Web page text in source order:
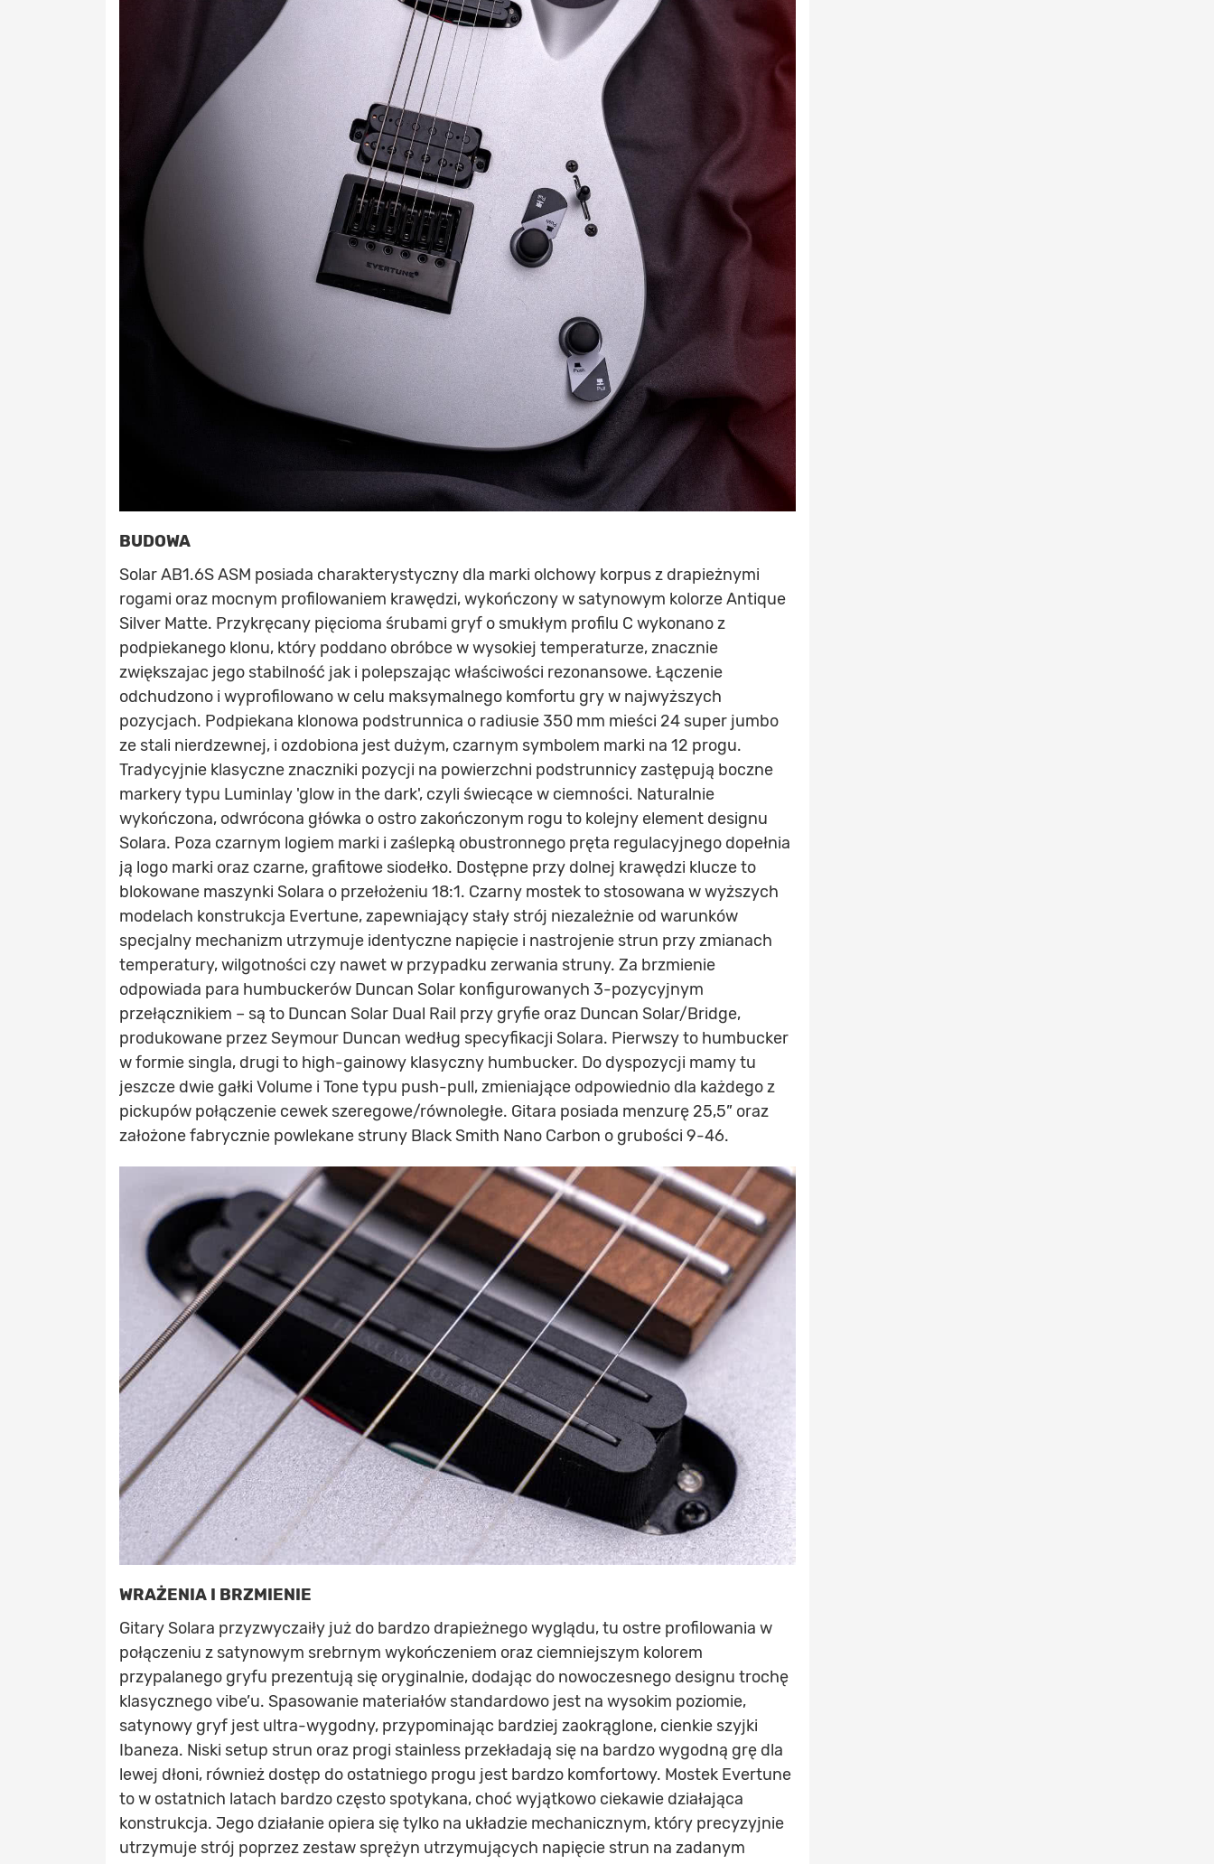
BUDOWA
Solar AB1.6S ASM posiada charakterystyczny dla marki olchowy korpus z drapieżnymi
rogami oraz mocnym profilowaniem krawędzi, wykończony w satynowym kolorze Antique
Silver Matte. Przykręcany pięcioma śrubami gryf o smukłym profilu C wykonano z
podpiekanego klonu, który poddano obróbce w wysokiej temperaturze, znacznie
zwiększajac jego stabilność jak i polepszając właściwości rezonansowe. Łączenie
odchudzono i wyprofilowano w celu maksymalnego komfortu gry w najwyższych
pozycjach. Podpiekana klonowa podstrunnica o radiusie 350 mm mieści 24 super jumbo
ze stali nierdzewnej, i ozdobiona jest dużym, czarnym symbolem marki na 12 progu.
Tradycyjnie klasyczne znaczniki pozycji na powierzchni podstrunnicy zastępują boczne
markery typu Luminlay 'glow in the dark', czyli świecące w ciemności. Naturalnie
wykończona, odwrócona główka o ostro zakończonym rogu to kolejny element designu
Solara. Poza czarnym logiem marki i zaślepką obustronnego pręta regulacyjnego dopełnia
ją logo marki oraz czarne, grafitowe siodełko. Dostępne przy dolnej krawędzi klucze to
blokowane maszynki Solara o przełożeniu 18:1. Czarny mostek to stosowana w wyższych
modelach konstrukcja Evertune, zapewniający stały strój niezależnie od warunków
specjalny mechanizm utrzymuje identyczne napięcie i nastrojenie strun przy zmianach
temperatury, wilgotności czy nawet w przypadku zerwania struny. Za brzmienie
odpowiada para humbuckerów Duncan Solar konfigurowanych 3-pozycyjnym
przełącznikiem – są to Duncan Solar Dual Rail przy gryfie oraz Duncan Solar/Bridge,
produkowane przez Seymour Duncan według specyfikacji Solara. Pierwszy to humbucker
w formie singla, drugi to high-gainowy klasyczny humbucker. Do dyspozycji mamy tu
jeszcze dwie gałki Volume i Tone typu push-pull, zmieniające odpowiednio dla każdego z
pickupów połączenie cewek szeregowe/równoległe. Gitara posiada menzurę 25,5” oraz
założone fabrycznie powlekane struny Black Smith Nano Carbon o grubości 9-46.
WRAŻENIA I BRZMIENIE
Gitary Solara przyzwyczaiły już do bardzo drapieżnego wyglądu, tu ostre profilowania w
połączeniu z satynowym srebrnym wykończeniem oraz ciemniejszym kolorem
przypalanego gryfu prezentują się oryginalnie, dodając do nowoczesnego designu trochę
klasycznego vibe’u. Spasowanie materiałów standardowo jest na wysokim poziomie,
satynowy gryf jest ultra-wygodny, przypominając bardziej zaokrąglone, cienkie szyjki
Ibaneza. Niski setup strun oraz progi stainless przekładają się na bardzo wygodną grę dla
lewej dłoni, również dostęp do ostatniego progu jest bardzo komfortowy. Mostek Evertune
to w ostatnich latach bardzo często spotykana, choć wyjątkowo ciekawie działająca
konstrukcja. Jego działanie opiera się tylko na układzie mechanicznym, który precyzyjnie
utrzymuje strój poprzez zestaw sprężyn utrzymujących napięcie strun na zadanym